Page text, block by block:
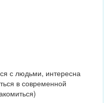
с людьми, интересна
в современной